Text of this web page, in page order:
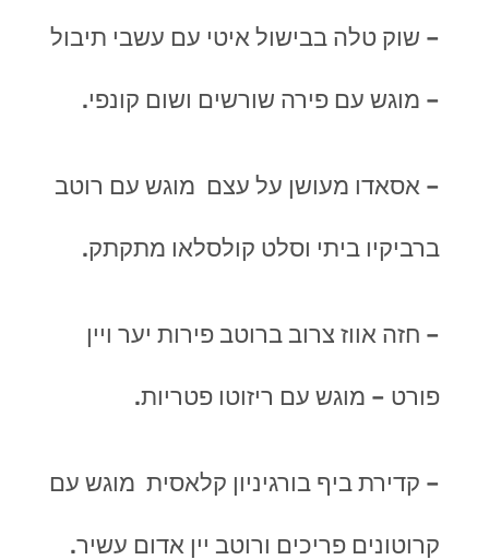
– שוק טלה בבישול איטי עם עשבי תיבול
– מוגש עם פירה שורשים ושום קונפי.
– אסאדו מעושן על עצם מוגש עם רוטב
ברביקיו ביתי וסלט קולסלאו מתקתק.
– חזה אווז צרוב ברוטב פירות יער ויין
פורט – מוגש עם ריזוטו פטריות.
– קדירת ביף בורגיניון קלאסית מוגש עם
קרוטונים פריכים ורוטב יין אדום עשיר.